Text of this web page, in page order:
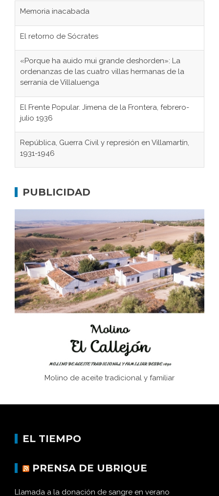
Memoria inacabada
El retorno de Sócrates
«Porque ha auido mui grande deshorden»: La
ordenanzas de las cuatro villas hermanas de la
serranía de Villaluenga
El Frente Popular. Jimena de la Frontera, febrero-
julio 1936
República, Guerra Civil y represión en Villamartín,
1931-1946
concentración nazis
Bornos
El Frente Popular. Ubrique, febrero-julio 1936
Juntar las letras. La alfabetización en el campo: del
afán de saber a la autogestión
Historia y vivencias del poblado de Los Hurones
PUBLICIDAD
Molino de aceite tradicional y familiar
EL TIEMPO
PRENSA DE UBRIQUE
Llamada a la donación de sangre en verano